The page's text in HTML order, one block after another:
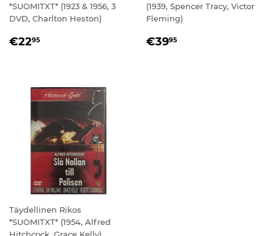
*SUOMITXT* (1923 & 1956, 3
DVD, Charlton Heston)
NORMAALIHINTA
€2295
(1939, Spencer Tracy, Victor
Fleming)
NORMAALIHINTA
€3995
Täydellinen Rikos
*SUOMITXT* (1954, Alfred